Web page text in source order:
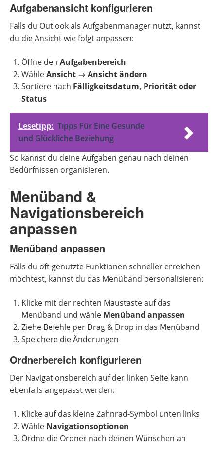
Aufgabenansicht konfigurieren
Falls du Outlook als Aufgabenmanager nutzt, kannst
du die Ansicht wie folgt anpassen:
Öffne den Aufgabenbereich
WähleAnsicht → Ansicht ändern
Sortiere nach Fälligkeitsdatum, Priorität oder
Status
Lesetipp: Tipps Für Eine Gesunde
und Glückliche Beziehung
So kannst du deine Aufgaben genau nach deinen
Bedürfnissen organisieren.
Menüband &
Navigationsbereich
anpassen
Menüband anpassen
Falls du oft genutzte Funktionen schneller erreichen
möchtest, kannst du das Menüband personalisieren:
Klicke mit der rechten Maustaste auf das
Menüband und wähle Menüband anpassen
Ziehe Befehle per Drag & Drop in das Menüband
Speichere die Änderungen
Ordnerbereich konfigurieren
Der Navigationsbereich auf der linken Seite kann
ebenfalls angepasst werden:
Klicke auf das kleine Zahnrad-Symbol unten links
Wähle Navigationsoptionen
Ordne die Ordner nach deinen Wünschen an